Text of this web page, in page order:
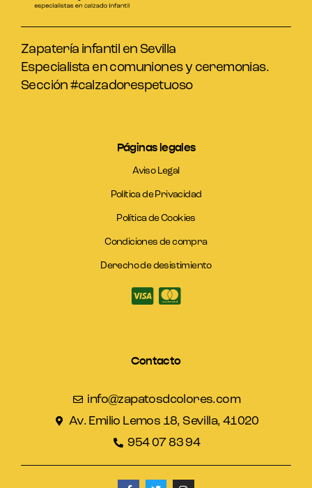
Zapatería infantil en Sevilla
Especialista en comuniones y ceremonias.
Sección #calzadorespetuoso
Páginas legales
Aviso Legal
Política de Privacidad
Política de Cookies
Condiciones de compra
Derecho de desistimiento
Contacto
info@zapatosdcolores.com
Av. Emilio Lemos 18, Sevilla, 41020
954 07 83 94